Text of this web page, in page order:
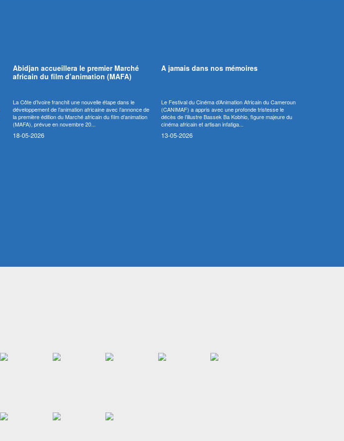
Abidjan accueillera le premier Marché
africain du film d’animation (MAFA)
La Côte d’Ivoire franchit une nouvelle étape dans le
développement de l’animation africaine avec l’annonce de
la première édition du Marché africain du film d’animation
(MAFA), prévue en novembre 20...
18-05-2026
A jamais dans nos mémoires
Le Festival du Cinéma d’Animation Africain du Cameroun
(CANIMAF) a appris avec une profonde tristesse le
décès de l’illustre Bassek Ba Kobhio, figure majeure du
cinéma africain et artisan infatiga...
13-05-2026